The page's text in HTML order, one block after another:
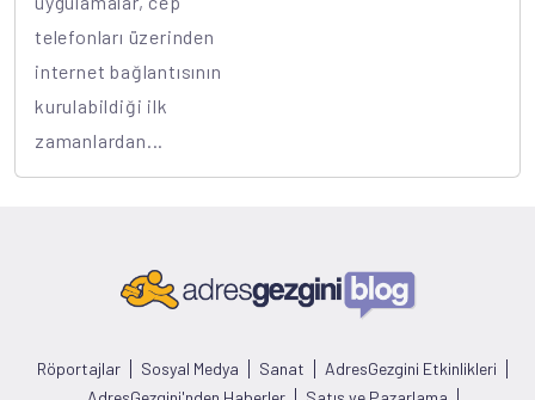
telefonları üzerinden
internet bağlantısının
kurulabildiği ilk
zamanlardan...
Röportajlar Sosyal Medya Sanat
AdresGezgini Etkinlikleri